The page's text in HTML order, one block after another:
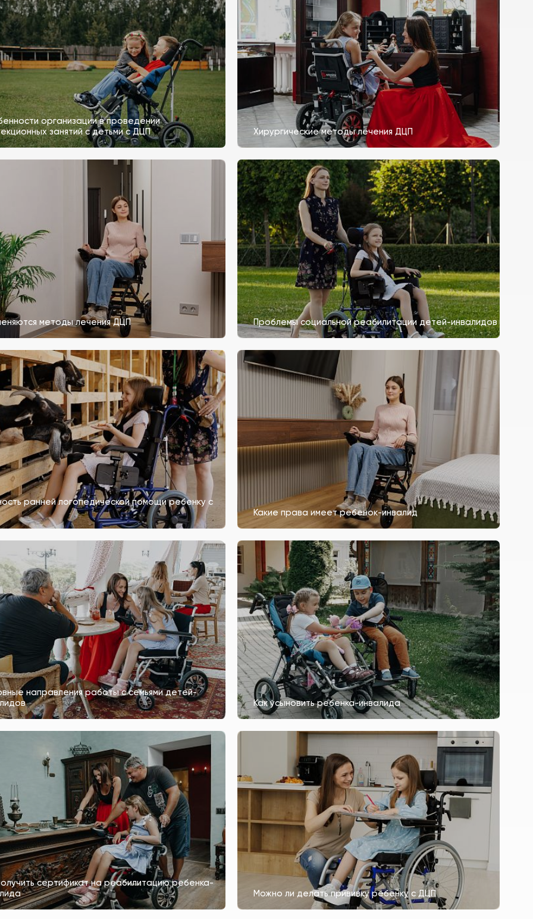
организации в проведении
занятий с детьми с ДЦП
Хирургические методы лечения ДЦП
методы лечения ДЦП Проблемы социальной реабилитации детей-инвалидов
ранней логопедической помощи ребенку с
Какие права имеет ребенок-инвалид
направления работы с семьями детей-
Как усыновить ребенка-инвалида
сертификат на реабилитацию ребенка-
Можно ли делать прививку ребенку с ДЦП